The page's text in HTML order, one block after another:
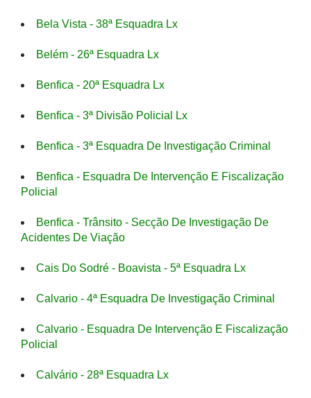
Bela Vista - 38ª Esquadra Lx
Belém - 26ª Esquadra Lx
Benfica - 20ª Esquadra Lx
Benfica - 3ª Divisão Policial Lx
Benfica - 3ª Esquadra De Investigação Criminal
Benfica - Esquadra De Intervenção E Fiscalização
Policial
Benfica - Trânsito - Secção De Investigação De
Acidentes De Viação
Cais Do Sodré - Boavista - 5ª Esquadra Lx
Calvario - 4ª Esquadra De Investigação Criminal
Calvario - Esquadra De Intervenção E Fiscalização
Policial
Calvário - 28ª Esquadra Lx